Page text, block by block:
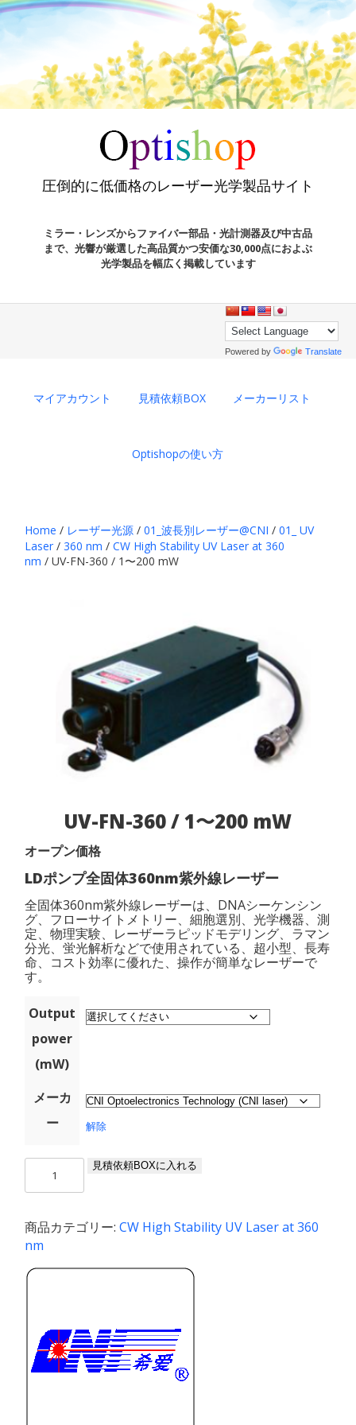
圧倒的に低価格のレーザー光学製品サイト
ミラー・レンズからファイバー部品・光計測器及び中古品
まで、光響が厳選した高品質かつ安価な30,000点におよぶ
光学製品を幅広く掲載しています
Powered by Translate
マイアカウント 見積依頼BOX メーカーリスト
Optishopの使い方
Home / レーザー光源 /01_波長別レーザー@CNI /01_ UV
Laser /360 nm /CW High Stability UV Laser at 360
nm / UV-FN-360 / 1〜200 mW
UV-FN-360 / 1〜200 mW
オープン価格
LDポンプ全固体360nm紫外線レーザー
全固体360nm紫外線レーザーは、DNAシーケンシン
グ、フローサイトメトリー、細胞選別、光学機器、測
定、物理実験、レーザーラピッドモデリング、ラマン
分光、蛍光解析などで使用されている、超小型、長寿
命、コスト効率に優れた、操作が簡単なレーザーで
す。
Output
power
(mW)
メーカ
ー
解除
/
1〜
200
mW
見積依頼BOXに入れる
商品カテゴリー:CW High Stability UV Laser at 360
nm